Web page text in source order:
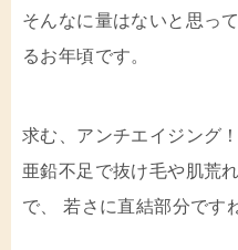
そんなに量はないと思っ
るお年頃です。
求む、アンチエイジング！
亜鉛不足で抜け毛や肌荒
で、 若さに直結部分です